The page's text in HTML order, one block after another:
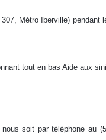
Métro Iberville) pendant
tout en bas Aide aux
soit par téléphone au